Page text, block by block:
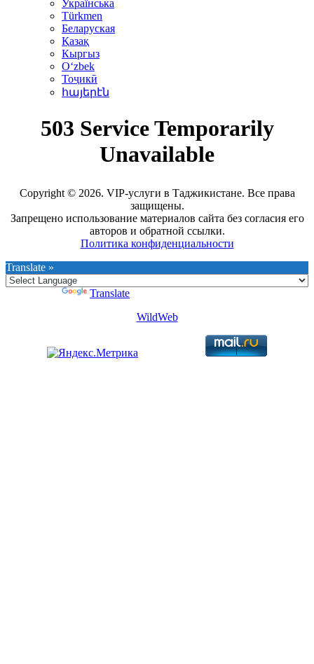
Українська
Türkmen
Беларуская
Қазақ
Кыргыз
Oʻzbek
Тоҷикӣ
հայերէն
Copyright © 2026. VIP-услуги в Таджикистане. Все права
защищены.
Запрещено использование материалов сайта без согласия его
авторов и обратной ссылки.
Политика конфиденциальности
Translate »
Translate
WildWeb